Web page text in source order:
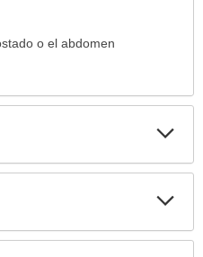
o el abdomen